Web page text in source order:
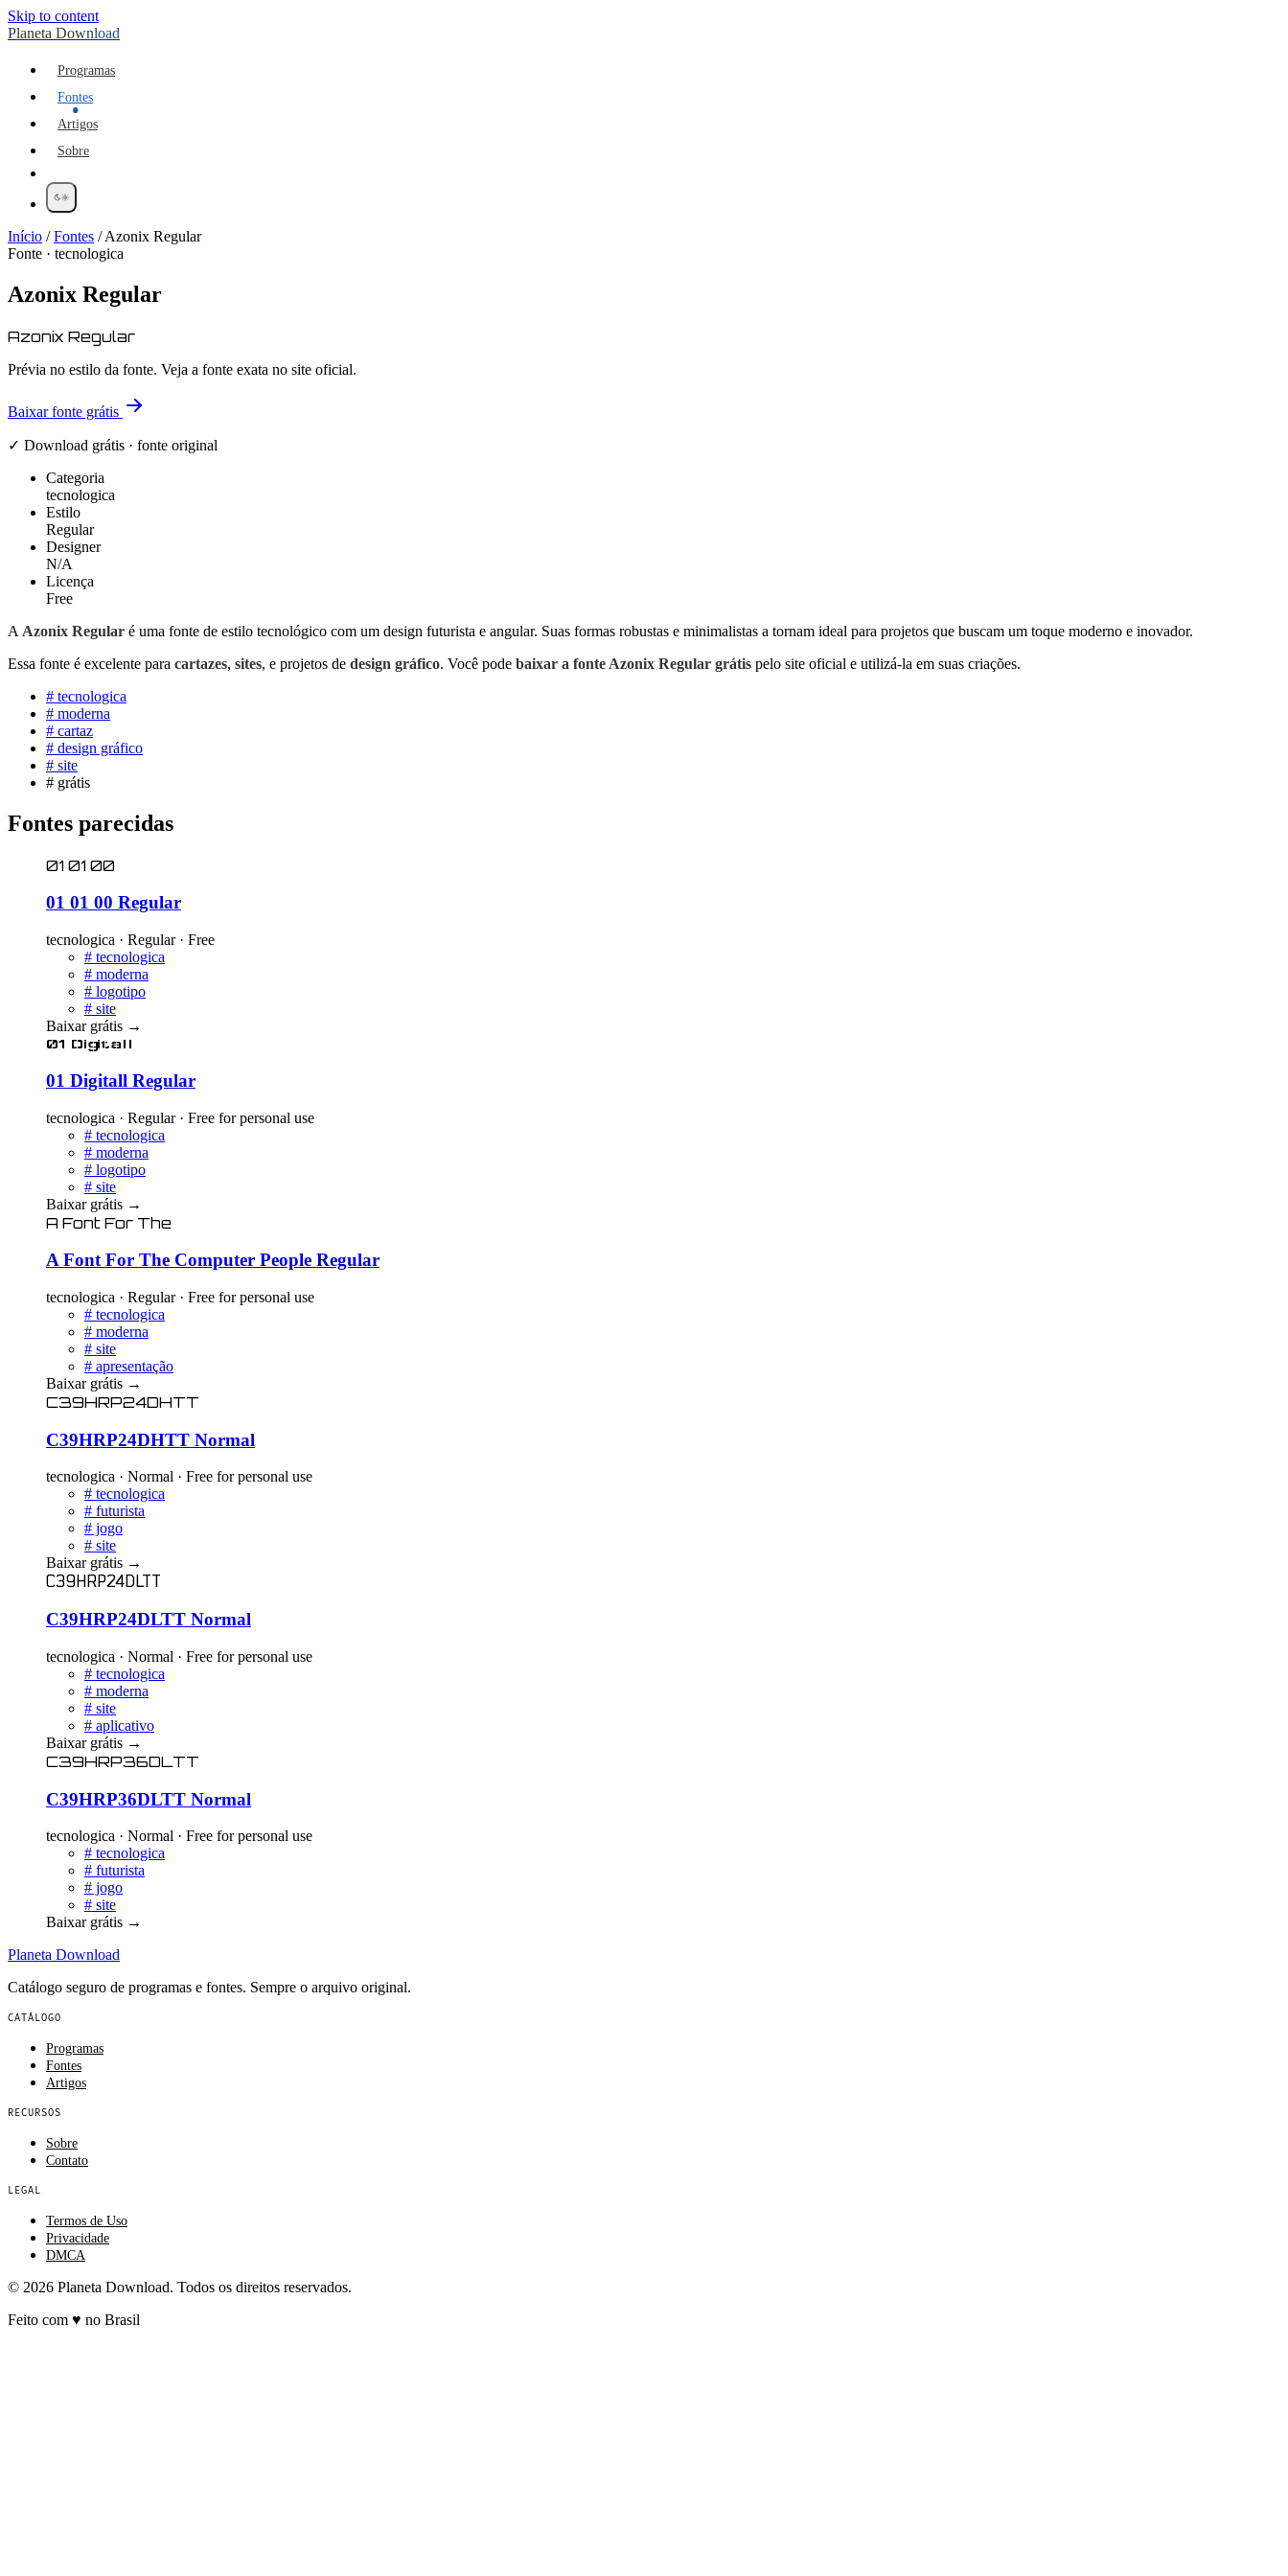
Skip to content
Planeta Download
Programas
Fontes
Artigos
Sobre
Início /Fontes /Azonix Regular
Fonte · tecnologica
Azonix Regular
Azonix Regular
Prévia no estilo da fonte. Veja a fonte exata no site oficial.
Baixar fonte grátis
✓ Download grátis · fonte original
Categoria
tecnologica
Estilo
Regular
Designer
N/A
Licença
Free
A Azonix Regular é uma fonte de estilo tecnológico com um design futurista e angular. Suas formas robustas e minimalistas a tornam ideal para projetos que buscam um toque moderno e inovador.
Essa fonte é excelente para cartazes, sites, e projetos de design gráfico. Você pode baixar a fonte Azonix Regular grátis pelo site oficial e utilizá-la em suas criações.
# tecnologica
# moderna
# cartaz
# design gráfico
# site
# grátis
Fontes parecidas
01 01 00
01 01 00 Regular
tecnologica · Regular · Free
# tecnologica
# moderna
# logotipo
# site
Baixar grátis →
01 Digitall
01 Digitall Regular
tecnologica · Regular · Free for personal use
# tecnologica
# moderna
# logotipo
# site
Baixar grátis →
A Font For The
A Font For The Computer People Regular
tecnologica · Regular · Free for personal use
# tecnologica
# moderna
# site
# apresentação
Baixar grátis →
C39HRP24DHTT
C39HRP24DHTT Normal
tecnologica · Normal · Free for personal use
# tecnologica
# futurista
# jogo
# site
Baixar grátis →
C39HRP24DLTT
C39HRP24DLTT Normal
tecnologica · Normal · Free for personal use
# tecnologica
# moderna
# site
# aplicativo
Baixar grátis →
C39HRP36DLTT
C39HRP36DLTT Normal
tecnologica · Normal · Free for personal use
# tecnologica
# futurista
# jogo
# site
Baixar grátis →
Planeta Download
Catálogo seguro de programas e fontes. Sempre o arquivo original.
CATÁLOGO
Programas
Fontes
Artigos
RECURSOS
Sobre
Contato
LEGAL
Termos de Uso
Privacidade
DMCA
© 2026 Planeta Download. Todos os direitos reservados.
Feito com ♥ no Brasil